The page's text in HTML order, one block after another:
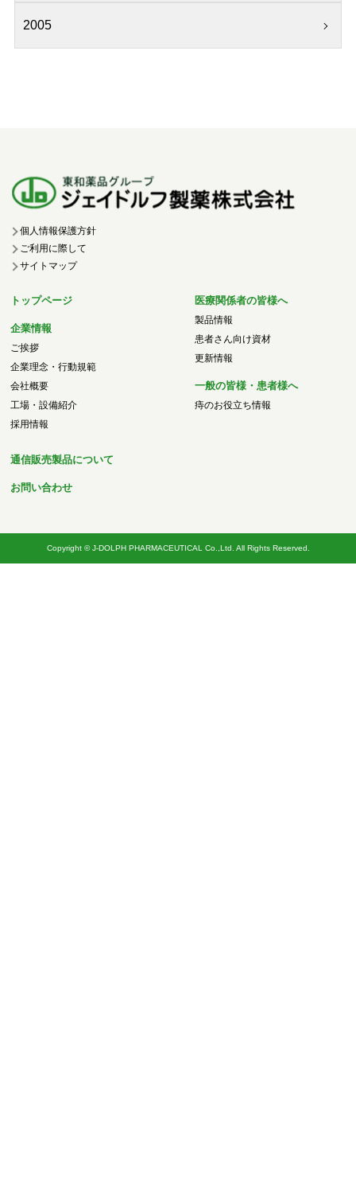
2005
個人情報保護方針
ご利用に際して
サイトマップ
トップページ
企業情報
ご挨拶
企業理念・行動規範
会社概要
工場・設備紹介
採用情報
医療関係者の皆様へ
製品情報
患者さん向け資材
更新情報
一般の皆様・患者様へ
痔のお役立ち情報
通信販売製品について
お問い合わせ
Copyright © J-DOLPH PHARMACEUTICAL Co.,Ltd. All Rights Reserved.